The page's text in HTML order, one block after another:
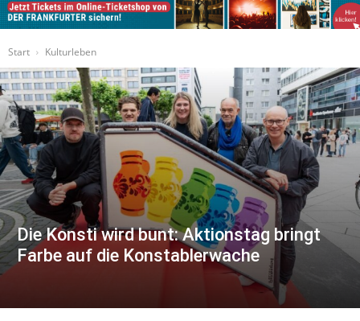
Start
Kulturleben
Die Konsti wird bunt: Aktionstag bringt
Farbe auf die Konstablerwache